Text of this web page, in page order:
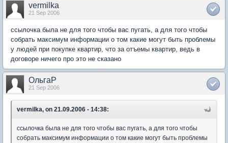
vermilka
21 Sep 2006
ссылочка была не для того чтобы вас пугать, а для того чтобы
собрать максимум информации о том какие могут быть проблемы
у людей при покупке квартир, что за отъемы квартир, ведь в
договоре ничего про это не сказано
ОльгаP
21 Sep 2006
vermilka, on 21.09.2006 - 14:38:
ссылочка была не для того чтобы вас пугать, а для того чтобы
собрать максимум информации о том какие могут быть проблемы